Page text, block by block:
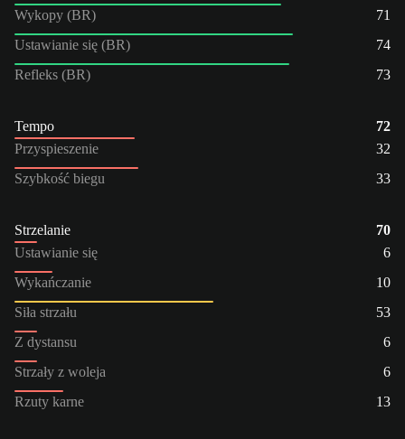
Wykopy (BR)
71
Ustawianie się (BR)
74
Refleks (BR)
73
Tempo
72
Przyspieszenie
32
Szybkość biegu
33
Strzelanie
70
Ustawianie się
6
Wykańczanie
10
Siła strzału
53
Z dystansu
6
Strzały z woleja
6
Rzuty karne
13